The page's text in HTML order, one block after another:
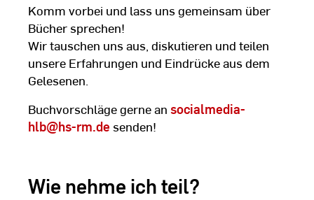
Komm vorbei und lass uns gemeinsam über
Bücher sprechen!
Wir tauschen uns aus, diskutieren und teilen
unsere Erfahrungen und Eindrücke aus dem
Gelesenen.
Buchvorschläge gerne an socialmedia-
hlb@hs-rm.de senden!
Wie nehme ich teil?